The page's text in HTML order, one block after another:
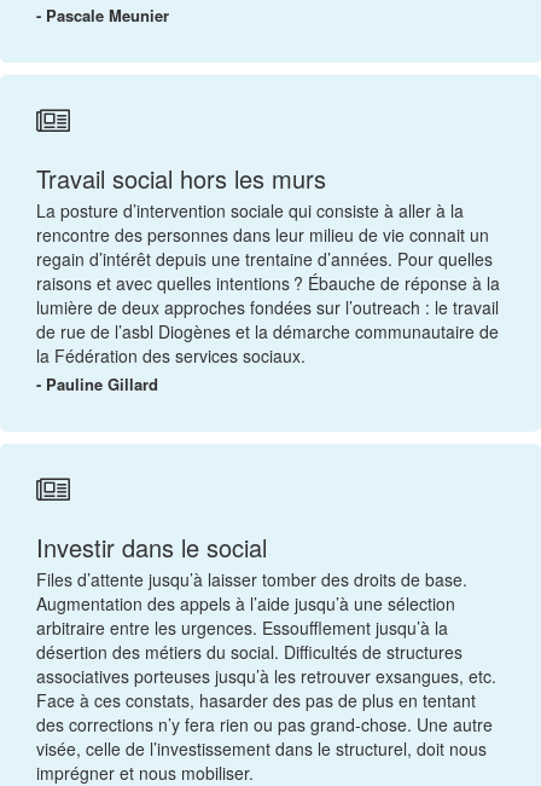
- Pascale Meunier
Travail social hors les murs
La posture d’intervention sociale qui consiste à aller à la
rencontre des personnes dans leur milieu de vie connait un
regain d’intérêt depuis une trentaine d’années. Pour quelles
raisons et avec quelles intentions ? Ébauche de réponse à la
lumière de deux approches fondées sur l’outreach : le travail
de rue de l’asbl Diogènes et la démarche communautaire de
la Fédération des services sociaux.
- Pauline Gillard
Investir dans le social
Files d’attente jusqu’à laisser tomber des droits de base.
Augmentation des appels à l’aide jusqu’à une sélection
arbitraire entre les urgences. Essoufflement jusqu’à la
désertion des métiers du social. Difficultés de structures
associatives porteuses jusqu’à les retrouver exsangues, etc.
Face à ces constats, hasarder des pas de plus en tentant
des corrections n’y fera rien ou pas grand-chose. Une autre
visée, celle de l’investissement dans le structurel, doit nous
imprégner et nous mobiliser.